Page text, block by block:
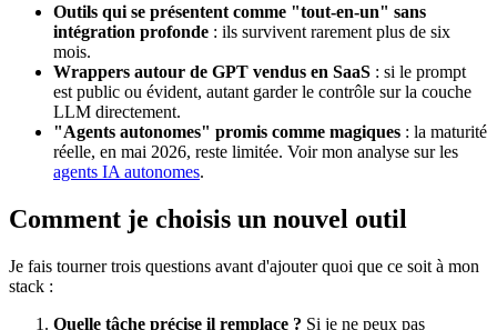
Outils qui se présentent comme "tout-en-un" sans
intégration profonde : ils survivent rarement plus de six
mois.
Wrappers autour de GPT vendus en SaaS : si le prompt
est public ou évident, autant garder le contrôle sur la couche
LLM directement.
"Agents autonomes" promis comme magiques : la maturité
réelle, en mai 2026, reste limitée. Voir mon analyse sur les
agents IA autonomes.
Comment je choisis un nouvel outil
Je fais tourner trois questions avant d'ajouter quoi que ce soit à mon
stack :
Quelle tâche précise il remplace ? Si je ne peux pas